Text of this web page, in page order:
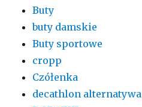
Buty
buty damskie
Buty sportowe
cropp
Czółenka
decathlon alternatywa